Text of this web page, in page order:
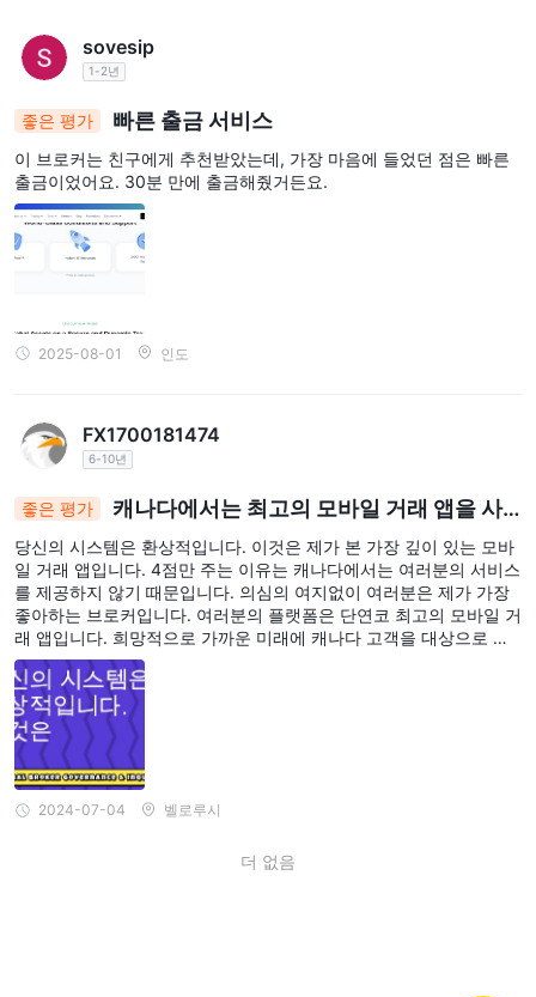
sovesip
1-2년
좋은 평가 빠른 출금 서비스
이 브로커는 친구에게 추천받았는데, 가장 마음에 들었던 점은 빠른
출금이었어요. 30분 만에 출금해줬거든요.
2025-08-01 인도
FX1700181474
6-10년
좋은 평가
캐나다에서는 최고의 모바일 거래 앱을 사
용할 수 없습니다: 열광적인 리뷰, 확장을 기다리는 중
당신의 시스템은 환상적입니다. 이것은 제가 본 가장 깊이 있는 모바
일 거래 앱입니다. 4점만 주는 이유는 캐나다에서는 여러분의 서비스
를 제공하지 않기 때문입니다. 의심의 여지없이 여러분은 제가 가장
좋아하는 브로커입니다. 여러분의 플랫폼은 단연코 최고의 모바일 거
래 앱입니다. 희망적으로 가까운 미래에 캐나다 고객을 대상으로 서
비스를 제공할 것입니다.
2024-07-04 벨로루시
더 없음